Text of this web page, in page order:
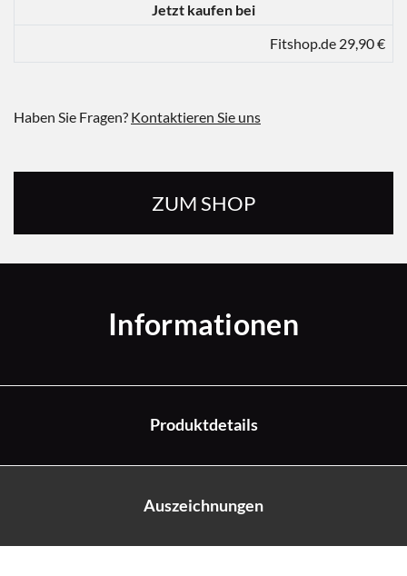
Jetzt kaufen bei
Fitshop.de 29,90 €
Haben Sie Fragen? Kontaktieren Sie uns
ZUM SHOP
Informationen
Produktdetails
Auszeichnungen